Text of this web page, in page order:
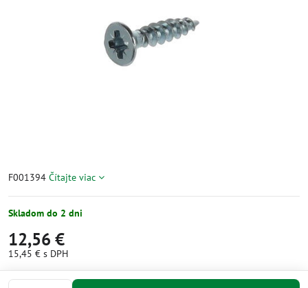
F001394 Čítajte viac
Skladom do 2 dni
12,56 €
15,45 € s DPH